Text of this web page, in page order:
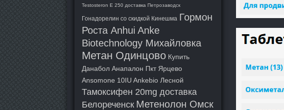
Testosteron E 250 доставка Петрозаводск
Гонадорелин со скидкой Кинешма Гормон
Роста Anhui Anke
Biotechnology Михайловка
Метан Одинцово Купить
Данабол Анапалон Пкт Ярцево
Ansomone 10IU Ankebio Лесной
Тамоксифен 20mg доставка
Белореченск Метенолон Омск